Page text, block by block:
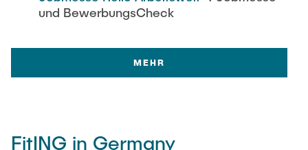
und BewerbungsCheck
MEHR
FitING in Germany